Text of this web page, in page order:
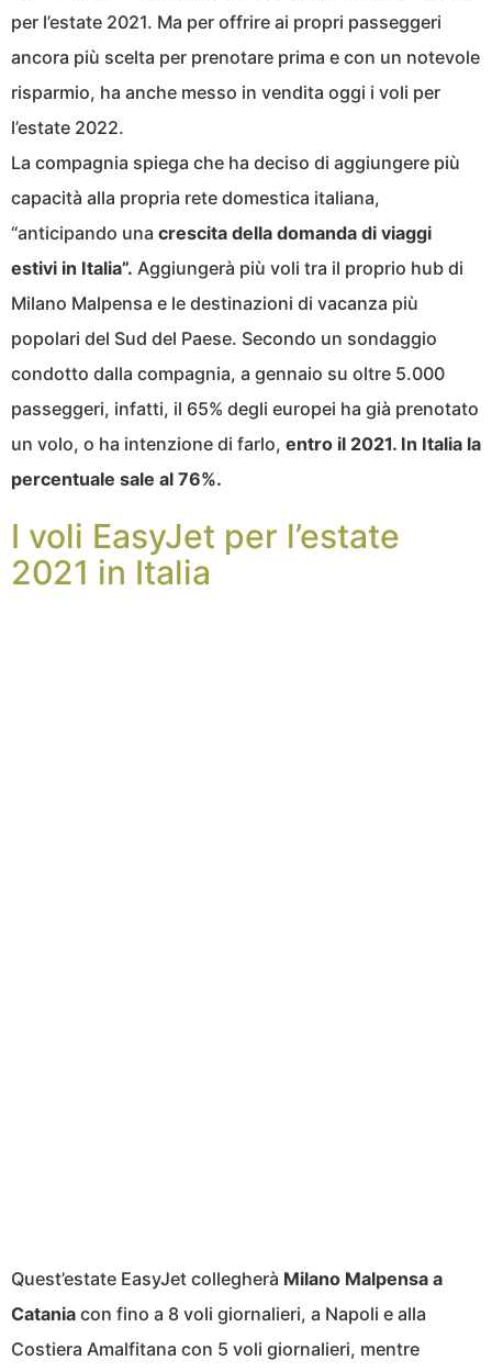
per l’estate 2021. Ma per offrire ai propri passeggeri
ancora più scelta per prenotare prima e con un notevole
risparmio, ha anche messo in vendita oggi i voli per
l’estate 2022.
La compagnia spiega che ha deciso di aggiungere più
capacità alla propria rete domestica italiana,
“anticipando una crescita della domanda di viaggi
estivi in Italia”. Aggiungerà più voli tra il proprio hub di
Milano Malpensa e le destinazioni di vacanza più
popolari del Sud del Paese. Secondo un sondaggio
condotto dalla compagnia, a gennaio su oltre 5.000
passeggeri, infatti, il 65% degli europei ha già prenotato
un volo, o ha intenzione di farlo, entro il 2021. In Italia la
percentuale sale al 76%.
I voli EasyJet per l’estate
2021 in Italia
Quest’estate EasyJet collegherà Milano Malpensa a
Catania con fino a 8 voli giornalieri, a Napoli e alla
Costiera Amalfitana con 5 voli giornalieri, mentre